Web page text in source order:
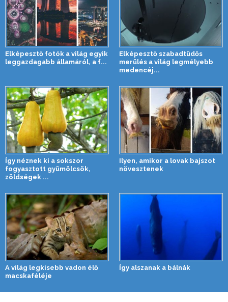
Elképesztő fotók a világ egyik
leggazdagabb államáról, a f...
Elképesztő szabadtüdős
merülés a világ legmélyebb
medencéj...
Így néznek ki a sokszor
fogyasztott gyümölcsök,
zöldségek ...
Ilyen, amikor a lovak bajszot
növesztenek
A világ legkisebb vadon élő
macskaféléje
Így alszanak a bálnák